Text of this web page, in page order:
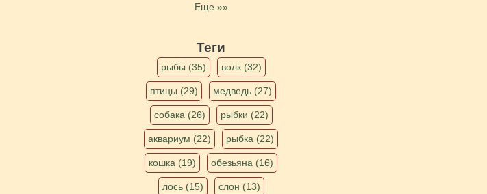
Еще »»
Теги
рыбы (35) волк (32)
птицы (29) медведь (27)
собака (26) рыбки (22)
аквариум (22) рыбка (22)
кошка (19) обезьяна (16)
лось (15) слон (13)